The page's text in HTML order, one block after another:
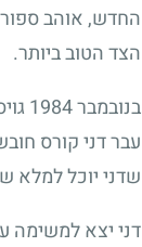
החדש, אוהב
הצד הטוב ביותר.
בנובמבר1984
עבר דני קורס
שדני יוכל למלא
דני יצא למשימה